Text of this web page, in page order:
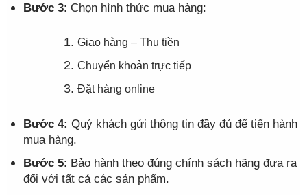
Bước 3: Chọn hình thức mua hàng:
Giao hàng – Thu tiền
Chuyển khoản trực tiếp
Đặt hàng online
Bước 4: Quý khách gửi thông tin đầy đủ để tiến hành
mua hàng.
Bước 5: Bảo hành theo đúng chính sách hãng đưa ra
đối với tất cả các sản phẩm.